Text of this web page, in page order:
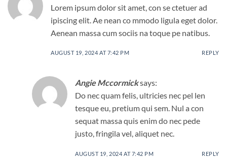
Lorem ipsum dolor sit amet, con se ctetuer ad
ipiscing elit. Ae nean co mmodo ligula eget dolor.
Aenean massa cum sociis na toque pe natibus.
AUGUST 19, 2024 AT 7:42 PM REPLY
Angie Mccormicksays:
Do nec quam felis, ultricies nec pel len
tesque eu, pretium qui sem. Nul a con
sequat massa quis enim do nec pede
justo, fringila vel, aliquet nec.
AUGUST 19, 2024 AT 7:42 PM REPLY